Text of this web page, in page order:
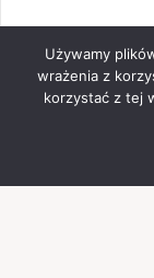
Używamy
wrażenia z
korzystać z tej